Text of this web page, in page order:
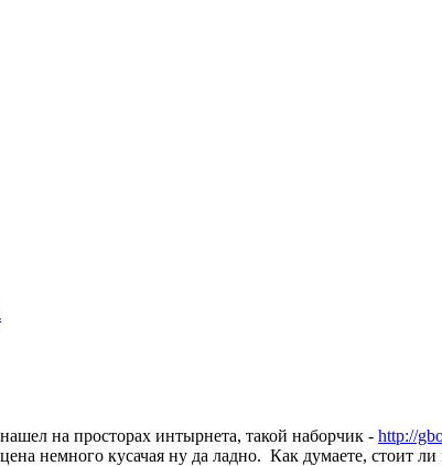
на просторах интырнета, такой наборчик - http://
немного кусачая ну да ладно. Как думаете, стоит ли